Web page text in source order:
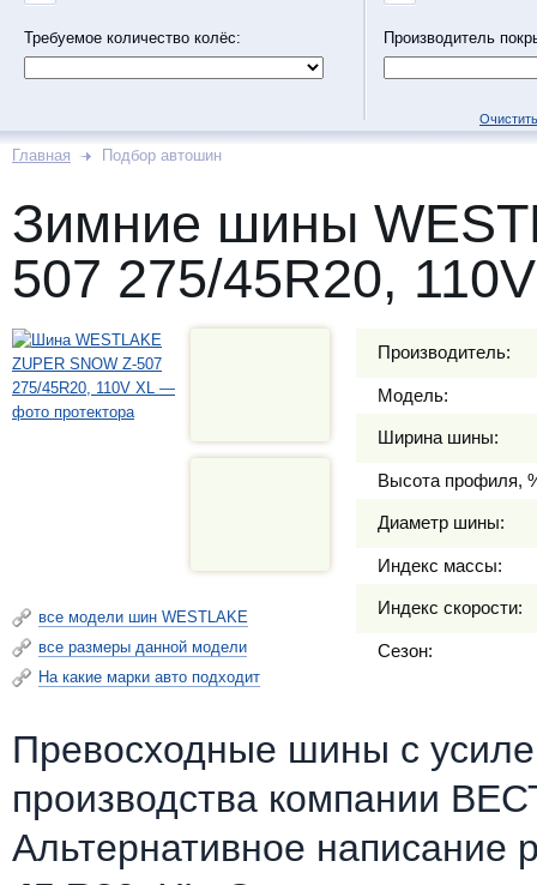
Требуемое количество колёс: Производитель
Главная Подбор автошин
Зимние шины
507 275/45R20,
все модели шин WESTLAKE
все размеры данной модели
На какие марки авто подходит
Производитель:
Модель:
Ширина шины:
Высота профиля,
Диаметр шины:
Индекс массы:
Индекс скорости:
Сезон:
Превосходные шины c
производства компании
Альтернативное написание